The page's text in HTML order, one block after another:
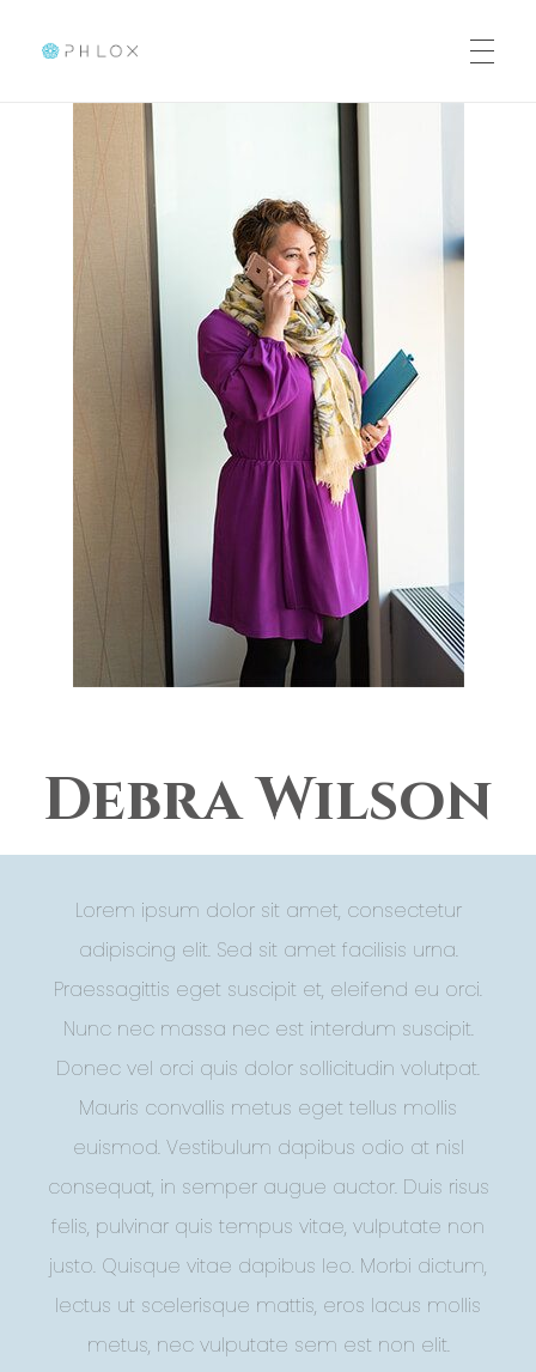
Debra Wilson
Lorem ipsum dolor sit amet, consectetur
adipiscing elit. Sed sit amet facilisis urna.
Praessagittis eget suscipit et, eleifend eu orci.
Nunc nec massa nec est interdum suscipit.
Donec vel orci quis dolor sollicitudin volutpat.
Mauris convallis metus eget tellus mollis
euismod. Vestibulum dapibus odio at nisl
consequat, in semper augue auctor. Duis risus
felis, pulvinar quis tempus vitae, vulputate non
justo. Quisque vitae dapibus leo. Morbi dictum,
lectus ut scelerisque mattis, eros lacus mollis
metus, nec vulputate sem est non elit.